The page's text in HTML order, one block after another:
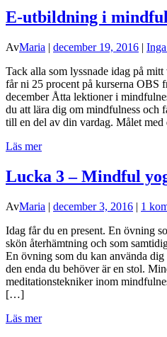
E-utbildning i
AvMaria | december 19, 2016 |
Tack alla som lyssnade idag på
får ni 25 procent på kurserna OBS
december Åtta lektioner i
du att lära dig om mindfulness och
till en del av din vardag. Målet
Läs mer
Lucka 3 – Mindful
AvMaria | december 3, 2016 | 1
Idag får du en present. En övning
skön återhämtning och som
En övning som du kan använda dig
den enda du behöver är en stol.
meditationstekniker inom
[…]
Läs mer